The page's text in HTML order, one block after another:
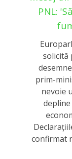
PNL:
solicită
prim-
nevoie
confirmat